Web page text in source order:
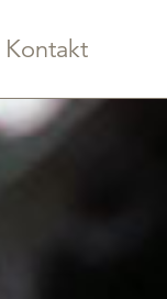
Kontakt